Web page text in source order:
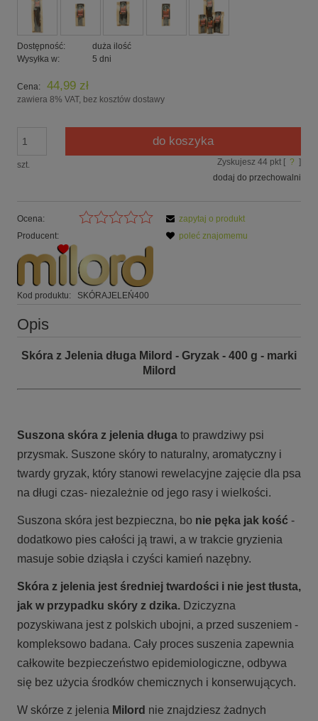
Dostępność:
duża ilość
Wysyłka w:
5 dni
Cena: 44,99 zł
zawiera 8% VAT, bez kosztów dostawy
szt.
do koszyka
Zyskujesz 44 pkt [ ? ]
dodaj do przechowalni
Ocena:
Producent:
Kod produktu: SKÓRAJELEŃ400
zapytaj o produkt
poleć znajomemu
Opis
Skóra z Jelenia długa Milord - Gryzak - 400 g - marki
Milord
Suszona skóra z jelenia długa to prawdziwy psi
przysmak. Suszone skóry to naturalny, aromatyczny i
twardy gryzak, który stanowi rewelacyjne zajęcie dla psa
na długi czas- niezależnie od jego rasy i wielkości.
Suszona skóra jest bezpieczna, bo nie pęka jak kość -
dodatkowo pies całości ją trawi, a w trakcie gryzienia
masuje sobie dziąsła i czyści kamień nazębny.
Skóra z jelenia jest średniej twardości i nie jest tłusta,
jak w przypadku skóry z dzika. Dziczyzna
pozyskiwana jest z polskich ubojni, a przed suszeniem -
kompleksowo badana. Cały proces suszenia zapewnia
całkowite bezpieczeństwo epidemiologiczne, odbywa
się bez użycia środków chemicznych i konserwujących.
W skórze z jelenia Milord nie znajdziesz żadnych